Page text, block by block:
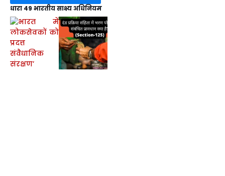
धारा 49 भारतीय साक्ष्य अधिनियम